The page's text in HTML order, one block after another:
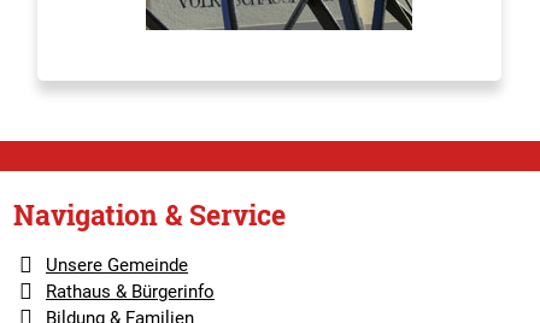
Navigation & Service
Unsere Gemeinde
Rathaus & Bürgerinfo
Bildung & Familien